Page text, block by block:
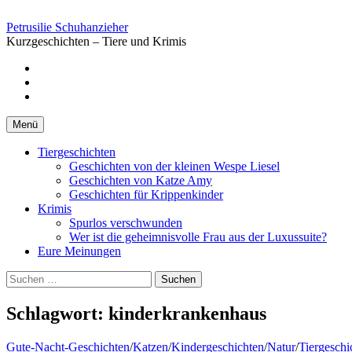
zum
Inhalt
Petrusilie Schuhanzieher
Kurzgeschichten – Tiere und Krimis
Menü
Tiergeschichten
Geschichten von der kleinen Wespe Liesel
Geschichten von Katze Amy
Geschichten für Krippenkinder
Krimis
Spurlos verschwunden
Wer ist die geheimnisvolle Frau aus der Luxussuite?
Eure Meinungen
Suchen
nach:
Schlagwort: kinderkrankenhaus
Gute-Nacht-Geschichten/Katzen/Kindergeschichten/Natur/